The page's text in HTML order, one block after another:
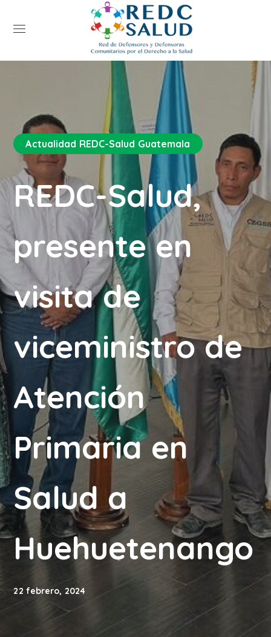
Actualidad REDC-Salud Guatemala
REDC-Salud,
presente en
visita de
viceministro de
Atención
Primaria en
Salud a
Huehuetenango
22 febrero, 2024